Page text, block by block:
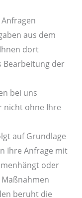
aus dem
dort
Bearbeitung der
bei uns
nicht ohne Ihre
auf Grundlage
Ihre Anfrage mit
oder
beruht die